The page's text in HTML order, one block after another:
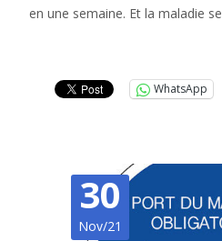
en une semaine. Et la maladie se
WhatsApp
30
Nov/21